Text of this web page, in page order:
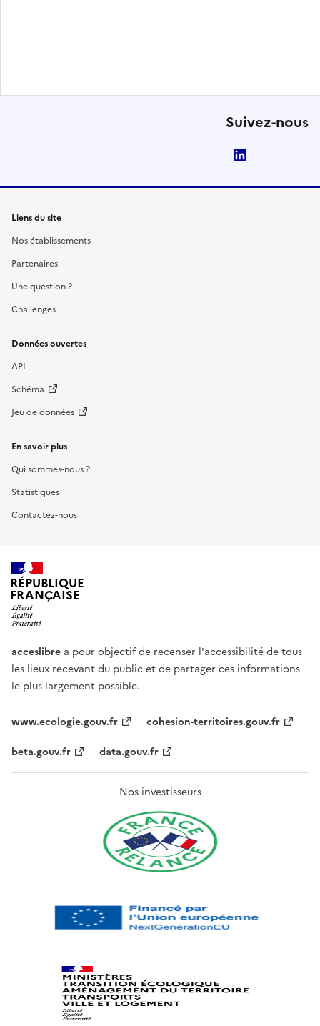
Suivez-nous
Liens du site
Nos établissements
Partenaires
Une question ?
Challenges
Données ouvertes
API
Schéma
Jeu de données
En savoir plus
Qui sommes-nous ?
Statistiques
Contactez-nous
RÉPUBLIQUE
FRANÇAISE
acceslibre a pour objectif de recenser l'accessibilité de tous
les lieux recevant du public et de partager ces informations
le plus largement possible.
www.ecologie.gouv.fr
cohesion-territoires.gouv.fr
beta.gouv.fr
data.gouv.fr
Nos investisseurs